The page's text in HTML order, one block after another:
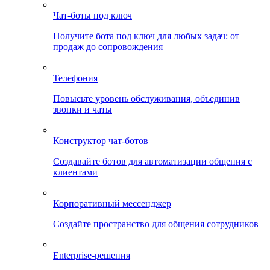
Чат-боты под ключ
Получите бота под ключ для любых задач: от
продаж до сопровождения
Телефония
Повысьте уровень обслуживания, объединив
звонки и чаты
Конструктор чат-ботов
Создавайте ботов для автоматизации общения с
клиентами
Корпоративный мессенджер
Создайте пространство для общения сотрудников
Enterprise-решения